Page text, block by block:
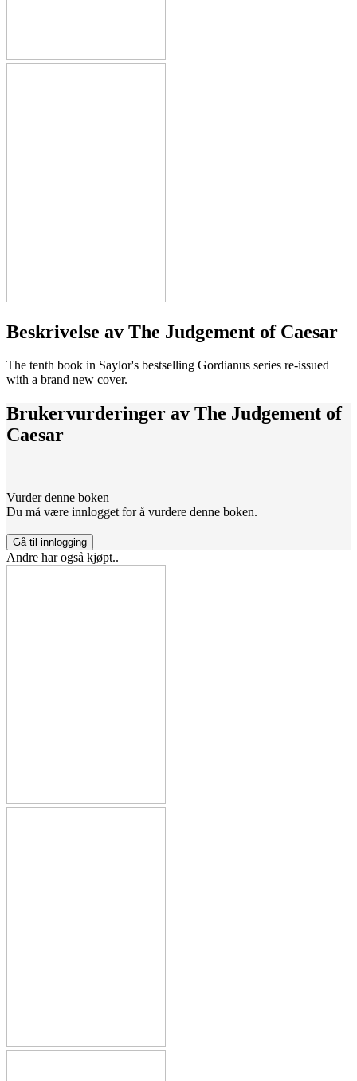
Beskrivelse av The Judgement of Caesar
The tenth book in Saylor's bestselling Gordianus series re-issued
with a brand new cover.
Brukervurderinger av The Judgement of
Caesar
Vurder denne boken
Du må være innlogget for å vurdere denne boken.
Gå til innlogging
Andre har også kjøpt..